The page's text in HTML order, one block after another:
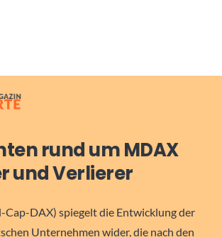
rund um MDAX
und Verlierer
DAX) spiegelt die Entwicklung der
Unternehmen wider, die nach den